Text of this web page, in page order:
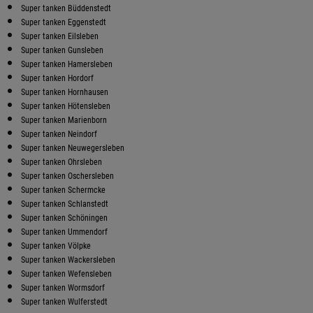
Super tanken Büddenstedt
Super tanken Eggenstedt
Super tanken Eilsleben
Super tanken Gunsleben
Super tanken Hamersleben
Super tanken Hordorf
Super tanken Hornhausen
Super tanken Hötensleben
Super tanken Marienborn
Super tanken Neindorf
Super tanken Neuwegersleben
Super tanken Ohrsleben
Super tanken Oschersleben
Super tanken Schermcke
Super tanken Schlanstedt
Super tanken Schöningen
Super tanken Ummendorf
Super tanken Völpke
Super tanken Wackersleben
Super tanken Wefensleben
Super tanken Wormsdorf
Super tanken Wulferstedt